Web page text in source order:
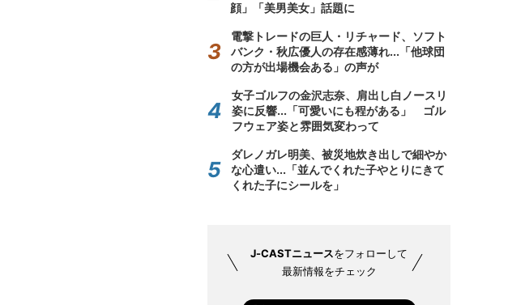
顔」「美男美女」話題に
電撃トレードの巨人・リチャード、ソフト
バンク・秋広優人の存在感薄れ...「他球団
の方が出場機会ある」の声が
女子ゴルフの金沢志奈、肩出し白ノースリ
姿に反響...「可愛いにも程がある」 ゴル
フウェア姿と雰囲気変わって
ダレノガレ明美、被災地炊き出しで細やか
な心遣い...「並んでくれた子やとりにきて
くれた子にシールを」
J-CASTニュースをフォローして
最新情報をチェック